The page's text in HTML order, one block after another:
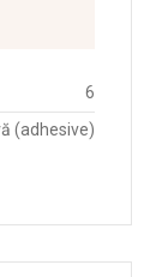
6
(adhesive)